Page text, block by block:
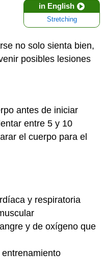
in English
Stretching
no solo sienta bien,
posibles lesiones
antes de iniciar
entre 5 y 10
el cuerpo para el
y respiratoria
y de oxígeno que